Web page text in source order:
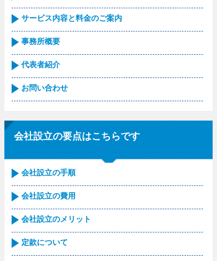
サービス内容と料金のご案内
事務所概要
代表者紹介
お問い合わせ
会社設立の要点はこちらです
会社設立の手順
会社設立の費用
会社設立のメリット
定款について